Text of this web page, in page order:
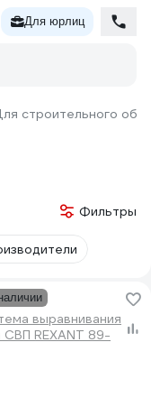
Для юрлиц
строительного
Фильтры